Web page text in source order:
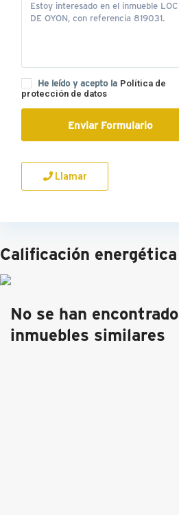
He leído y acepto la Política de
protección de datos
Llamar
Calificación energética
No se han encontrado
inmuebles similares